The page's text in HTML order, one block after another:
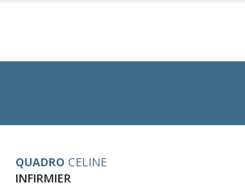
QUADRO CELINE
INFIRMIER